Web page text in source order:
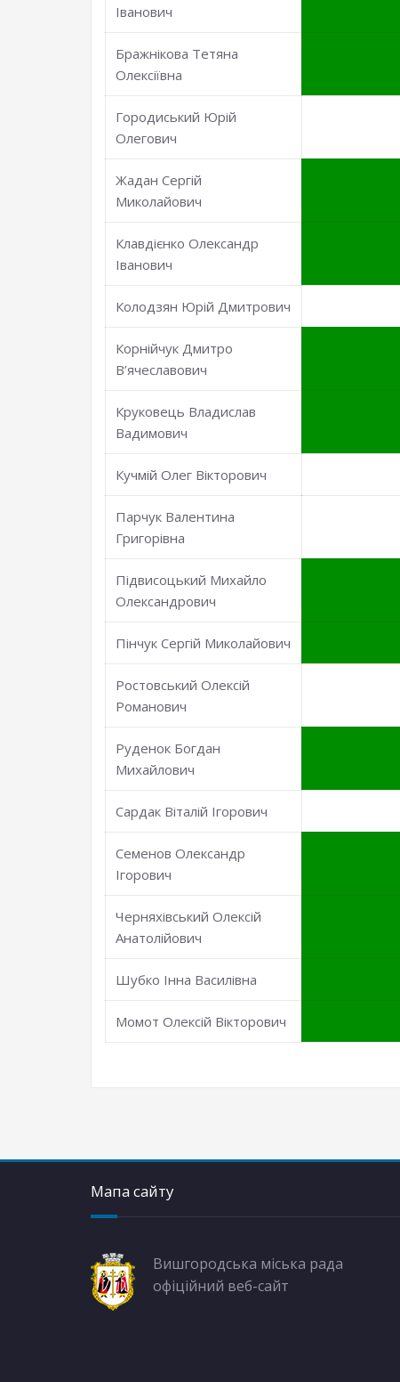
Іванович
Бражнікова Тетяна
Олексіївна
Городиський Юрій
Олегович
Жадан Сергій
Миколайович
Клавдієнко Олександр
Іванович
Колодзян Юрій Дмитрович
Корнійчук Дмитро
В’ячеславович
Круковець Владислав
Вадимович
Кучмій Олег Вікторович
Парчук Валентина
Григорівна
Підвисоцький Михайло
Олександрович
Пінчук Сергій Миколайович
Ростовський Олексій
Романович
Руденок Богдан
Михайлович
Сардак Віталій Ігорович
Семенов Олександр
Ігорович
Черняхівський Олексій
Анатолійович
Шубко Інна Василівна
Момот Олексій Вікторович
Мапа сайту
Вишгородська міська рада
офіційний веб-сайт